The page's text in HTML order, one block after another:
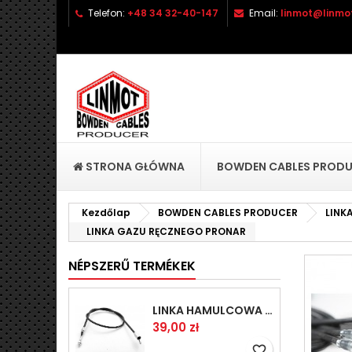
Telefon: +48 34 32-40-147 Email:
STRONA GŁÓWNA BOWDEN CABLES
Kezdőlap BOWDEN CABLES PRODUCER
LINKA GAZU RĘCZNEGO PRONAR
NÉPSZERŰ TERMÉKEK
LINKA HAMULCOWA PRZYCZEPY KNOTT 1440/1230 33921-1.14
Ár
39,00 zł